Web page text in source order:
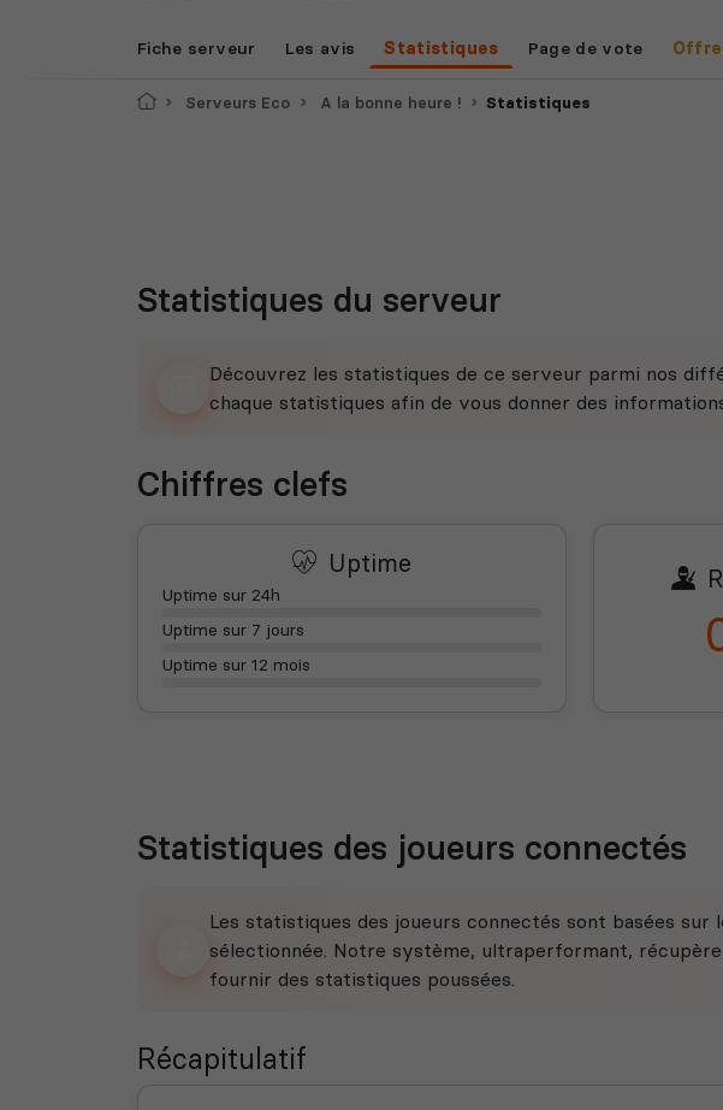
Fiche serveur Les avis Statistiques Page de vote
AccueilServeurs Eco A la bonne heure ! Statistiques
Statistiques du serveur
Découvrez les statistiques de ce serveur parmi nos
chaque statistiques afin de vous donner des
Chiffres clefs
Uptime
Uptime sur 24h
Uptime sur 7 jours
Uptime sur 12 mois
Statistiques des joueurs connectés
Les statistiques des joueurs connectés sont basées
sélectionnée. Notre système, ultraperformant,
fournir des statistiques poussées.
Récapitulatif